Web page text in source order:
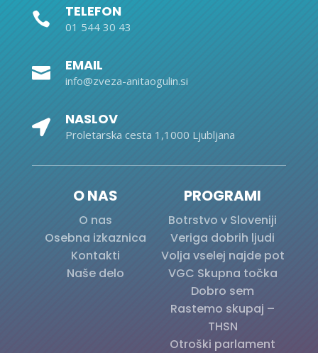
 TELEFON
01 544 30 43
 EMAIL
info@zveza-anitaogulin.si
 NASLOV
Proletarska cesta 1,1000 Ljubljana
O NAS
O nas
Osebna izkaznica
Kontakti
Naše delo
PROGRAMI
Botrstvo v Sloveniji
Veriga dobrih ljudi
Volja vselej najde pot
VGC Skupna točka
Dobro sem
Rastemo skupaj –
THSN
Otroški parlament